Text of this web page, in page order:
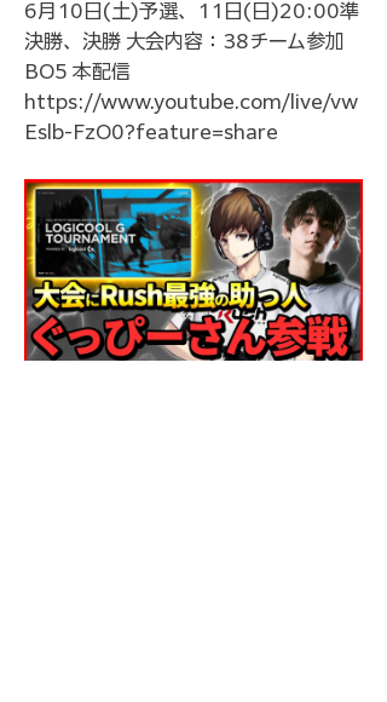
6月10日(土)予選、11日(日)20:00準
決勝、決勝 大会内容：38チーム参加
BO5 本配信
https://www.youtube.com/live/vw
Eslb-FzO0?feature=share